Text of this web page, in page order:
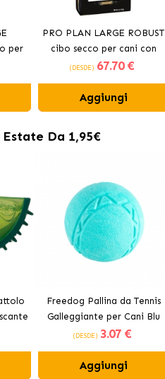
per
PRO PLAN LARGE ROBUST
cibo secco per cani con
pollo
(DESDE) 67.70 €
Aggiungi
Da 1,95€
Freedog Pallina da Tennis
Galleggiante per Cani Blu
(DESDE) 3.07 €
Aggiungi